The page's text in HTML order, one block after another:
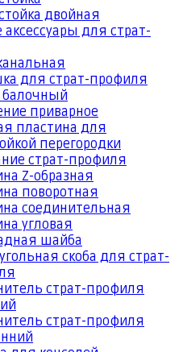
двойная
для страт-
для страт-профиля
приварное
пластина для
перегородки
страт-профиля
Z-образная
поворотная
соединительная
угловая
шайба
скоба для страт-
страт-профиля
страт-профиля